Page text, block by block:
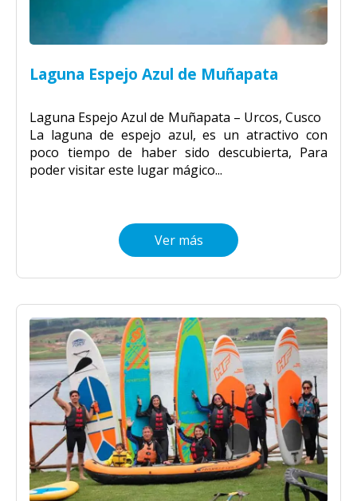
Laguna Espejo Azul de Muñapata
Laguna Espejo Azul de Muñapata – Urcos, Cusco
La laguna de espejo azul, es un atractivo con
poco tiempo de haber sido descubierta, Para
poder visitar este lugar mágico...
Ver más